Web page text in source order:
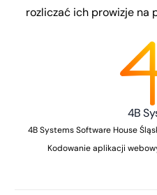
rozliczać ich prowizje na
4B
4B Systems Software House
Kodowanie aplikacji